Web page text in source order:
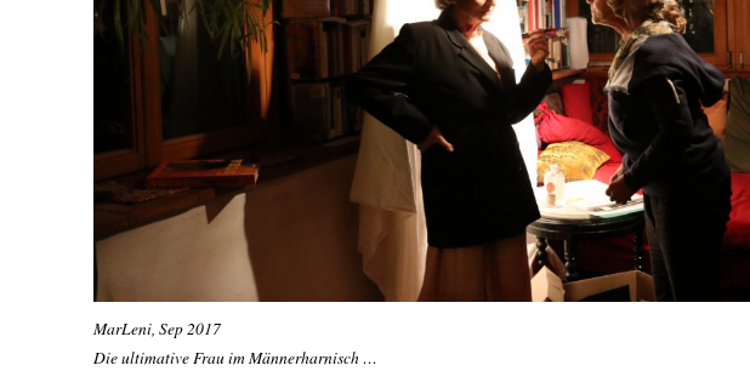
MarLeni, Sep 2017
Die ultimative Frau im Männerharnisch …